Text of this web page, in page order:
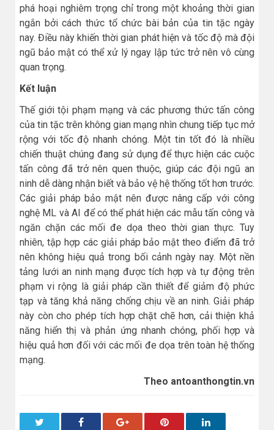
phá hoại nghiêm trọng chỉ trong một khoảng thời gian
ngắn bởi cách thức tổ chức bài bản của tin tặc ngày
nay. Điều này khiến thời gian phát hiện và tốc độ mà đội
ngũ bảo mật có thể xử lý ngay lập tức trở nên vô cùng
quan trọng.
Kết luận
Thế giới tội phạm mạng và các phương thức tấn công
của tin tặc trên không gian mạng nhìn chung tiếp tục mở
rộng với tốc độ nhanh chóng. Một tin tốt đó là nhiều
chiến thuật chúng đang sử dụng để thực hiện các cuộc
tấn công đã trở nên quen thuộc, giúp các đội ngũ an
ninh dễ dàng nhận biết và bảo vệ hệ thống tốt hơn trước.
Các giải pháp bảo mật nên được nâng cấp với công
nghệ ML và AI để có thể phát hiện các mẫu tấn công và
ngăn chặn các mối đe dọa theo thời gian thực. Tuy
nhiên, tập hợp các giải pháp bảo mật theo điểm đã trở
nên không hiệu quả trong bối cảnh ngày nay. Một nền
tảng lưới an ninh mạng được tích hợp và tự động trên
phạm vi rộng là giải pháp cần thiết để giảm độ phức
tạp và tăng khả năng chống chịu về an ninh. Giải pháp
này còn cho phép tích hợp chặt chẽ hơn, cải thiện khả
năng hiển thị và phản ứng nhanh chóng, phối hợp và
hiệu quả hơn đối với các mối đe dọa trên toàn hệ thống
mạng.
Theo antoanthongtin.vn
Facebook Google+ Pinterest LinkedIn